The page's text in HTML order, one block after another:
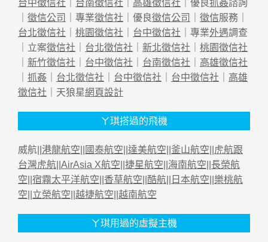
｜ 徵信公司 ｜專業徵信社 ｜優良徵信公司 ｜ 徵信服務｜
台北徵信社 ｜ 桃園徵信社 ｜ 台中徵信社 ｜專業外遇調查
｜立案徵信社 ｜ 台北徵信社 ｜ 新北徵信社 ｜ 桃園徵信社
｜ 新竹徵信社 ｜ 台中徵信社 ｜ 台南徵信社 ｜ 高雄徵信社
｜ 抓姦 ｜ 台北徵信社 ｜ 台中徵信社 ｜ 台中徵信社 ｜ 高雄
徵信社 ｜天狼星網頁設計
ㄚ琪搭過的飛機
威航|| 港龍航空 國泰航空 達美航空 釜山航空
虎航跟
台灣虎航 AirAsia X航空 捷星航空 海南航空 長榮航
空 宿霧太平洋航空 香草航空 酷航 日本航空 樂桃航
空 立榮航空 越捷航空 越南航空
ㄚ琪用過的虛擬主機